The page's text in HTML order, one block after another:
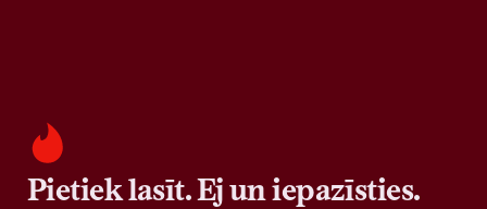
Pietiek lasīt. Ej un iepazīsties.